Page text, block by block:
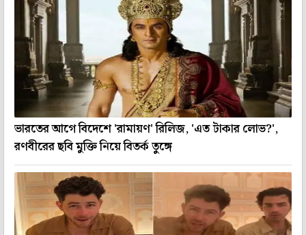
ভারতের আগে বিদেশে 'রামায়ণ' রিলিজ, 'এত টাকার লোভ?',
রণবীরের ছবি মুক্তি নিয়ে বিতর্ক তুঙ্গে